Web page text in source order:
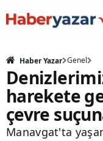
Haber Yazar Genel
harekete
çevre
Manavgat'ta